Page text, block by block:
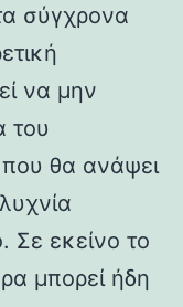
σύγχρονα
να μην
του
που θα ανάψει
Σε εκείνο το
μπορεί ήδη